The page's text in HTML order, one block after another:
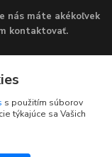
nás máte akékoľvek
kontaktovať.
s použitím súborov
týkajúce sa Vašich